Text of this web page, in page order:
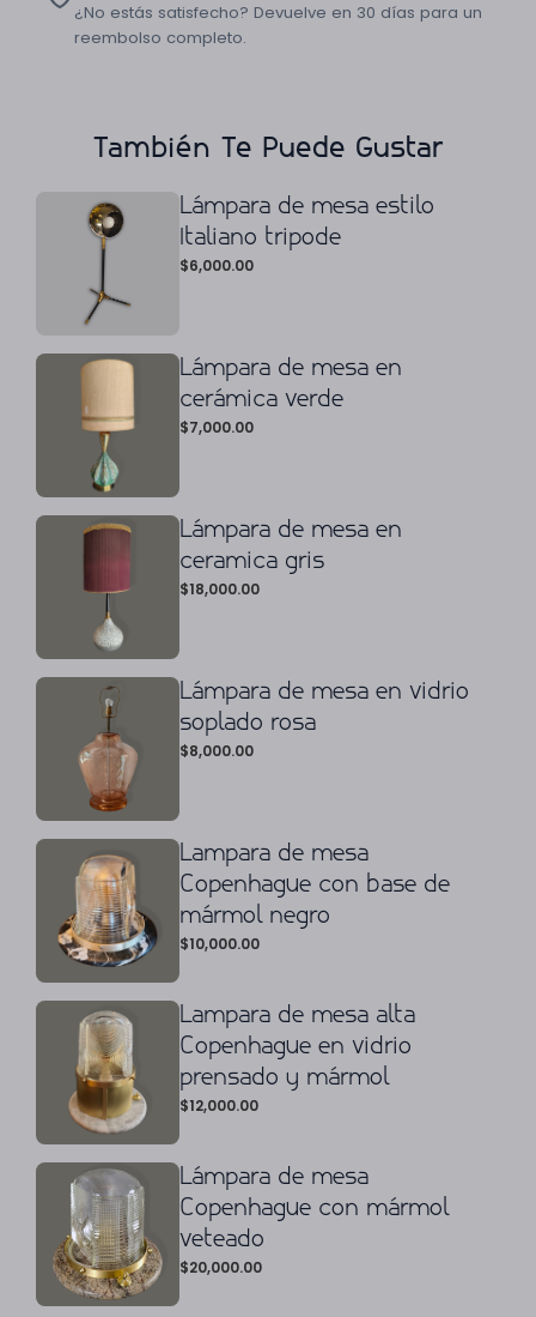
¿No estás satisfecho? Devuelve en 30 días para un
reembolso completo.
También Te Puede Gustar
Lámpara de mesa estilo
Italiano tripode
$6,000.00
Lámpara de mesa en
cerámica verde
$7,000.00
Lámpara de mesa en
ceramica gris
$18,000.00
Lámpara de mesa en vidrio
soplado rosa
$8,000.00
Lampara de mesa
Copenhague con base de
mármol negro
$10,000.00
Lampara de mesa alta
Copenhague en vidrio
prensado y mármol
$12,000.00
Lámpara de mesa
Copenhague con mármol
veteado
$20,000.00